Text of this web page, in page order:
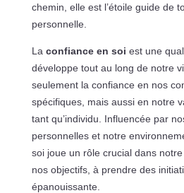
chemin, elle est l’étoile guide de
personnelle.
La confiance en soi est une
développe tout au long de notre
seulement la confiance en nos
spécifiques, mais aussi en notre
tant qu’individu. Influencée par
personnelles et notre
soi joue un rôle crucial dans
nos objectifs, à prendre des
épanouissante.